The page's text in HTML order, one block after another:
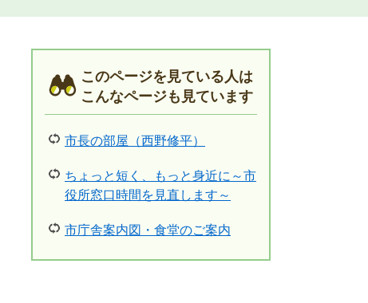
このページを見ている人は
こんなページも見ています
市長の部屋（西野修平）
ちょっと短く、もっと身近に～市
役所窓口時間を見直します～
市庁舎案内図・食堂のご案内